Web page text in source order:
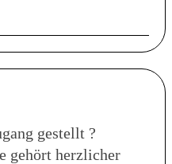
gestellt ?
gehört herzlicher